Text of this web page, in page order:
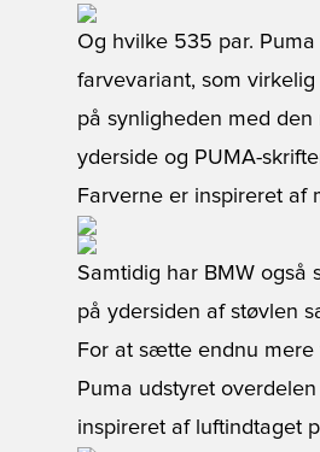
Og hvilke 535 par. Puma
farvevariant, som
på synligheden med
yderside og PUMA-
Farverne er inspireret af
Samtidig har BMW også
på ydersiden af støvlen
For at sætte endnu mere
Puma udstyret
inspireret af luftindtaget